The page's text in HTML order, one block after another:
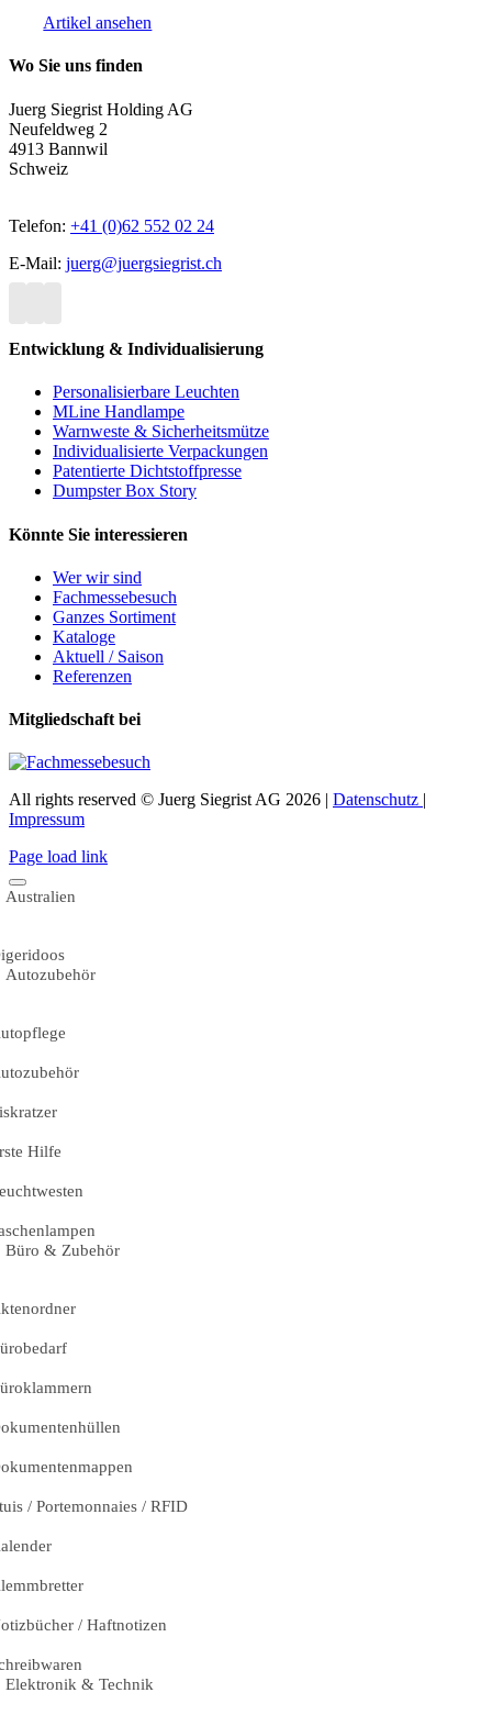
Artikel ansehen
Wo Sie uns finden
Juerg Siegrist Holding AG
Neufeldweg 2
4913 Bannwil
Schweiz
Telefon: +41 (0)62 552 02 24
E-Mail: juerg@juergsiegrist.ch
Entwicklung & Individualisierung
Personalisierbare Leuchten
MLine Handlampe
Warnweste & Sicherheitsmütze
Individualisierte Verpackungen
Patentierte Dichtstoffpresse
Dumpster Box Story
Könnte Sie interessieren
Wer wir sind
Fachmessebesuch
Ganzes Sortiment
Kataloge
Aktuell / Saison
Referenzen
Mitgliedschaft bei
All rights reserved © Juerg Siegrist AG 2026 | Datenschutz |
Impressum
Page load link
Australien
Autozubehör
Hilfe
Büro & Zubehör
/ Portemonnaies / RFID
/ Haftnotizen
Elektronik & Technik